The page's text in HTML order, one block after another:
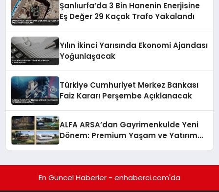
Şanlıurfa’da 3 Bin Hanenin Enerjisine
Eş Değer 29 Kaçak Trafo Yakalandı
Yılın İkinci Yarısında Ekonomi Ajandası
Yoğunlaşacak
Türkiye Cumhuriyet Merkez Bankası
Faiz Kararı Perşembe Açıklanacak
ALFA ARSA’dan Gayrimenkulde Yeni
Dönem: Premium Yaşam ve Yatırım
En Güncel Haberler - enhaberci.com'da